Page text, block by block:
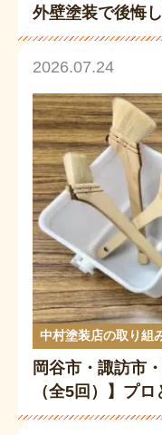
外壁塗装で後悔
2026.07.24
中村塗装店の取り組
岡谷市・諏訪市
（全5回）】プ
の仕上がりと耐